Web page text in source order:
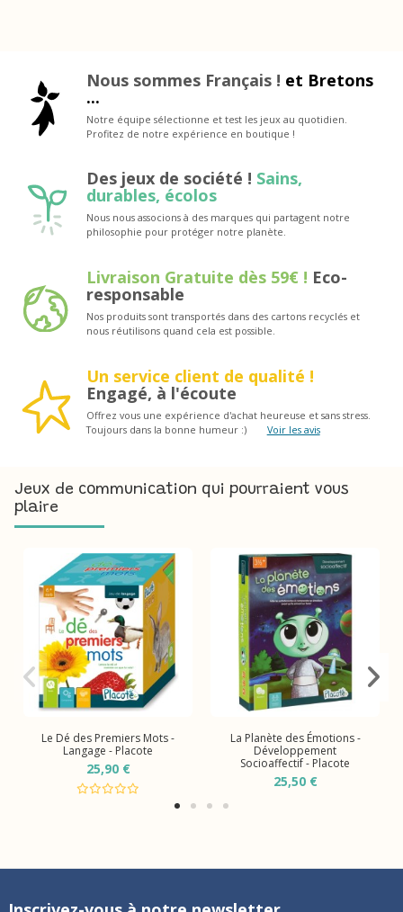
Nous sommes Français ! et Bretons
...
Notre équipe sélectionne et test les jeux au quotidien.
Profitez de notre expérience en boutique !
Des jeux de société ! Sains,
durables, écolos
Nous nous associons à des marques qui partagent notre
philosophie pour protéger notre planète.
Livraison Gratuite dès 59€ ! Eco-
responsable
Nos produits sont transportés dans des cartons recyclés et
nous réutilisons quand cela est possible.
Un service client de qualité !
Engagé, à l'écoute
Offrez vous une expérience d'achat heureuse et sans stress.
Toujours dans la bonne humeur :)
Voir les avis
Jeux de communication qui pourraient vous
plaire
Le Dé des Premiers Mots -
Langage - Placote
25,90 €
La Planète des Émotions -
Développement
Socioaffectif - Placote
25,50 €